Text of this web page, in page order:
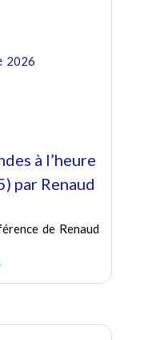
2026
à l’heure
par Renaud
de Renaud